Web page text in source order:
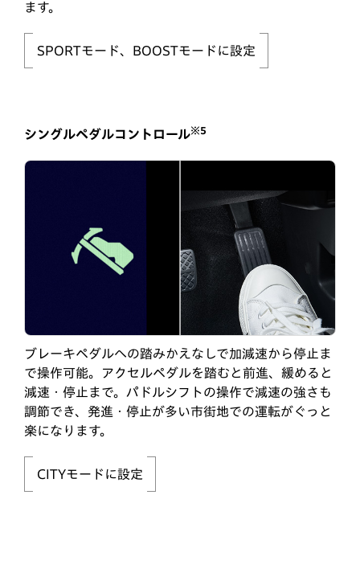
ます。
SPORTモード、BOOSTモードに設定
シングルペダルコントロール※5
ブレーキペダルへの踏みかえなしで加減速から停止ま
で操作可能。アクセルペダルを踏むと前進、緩めると
減速・停止まで。パドルシフトの操作で減速の強さも
調節でき、発進・停止が多い市街地での運転がぐっと
楽になります。
CITYモードに設定